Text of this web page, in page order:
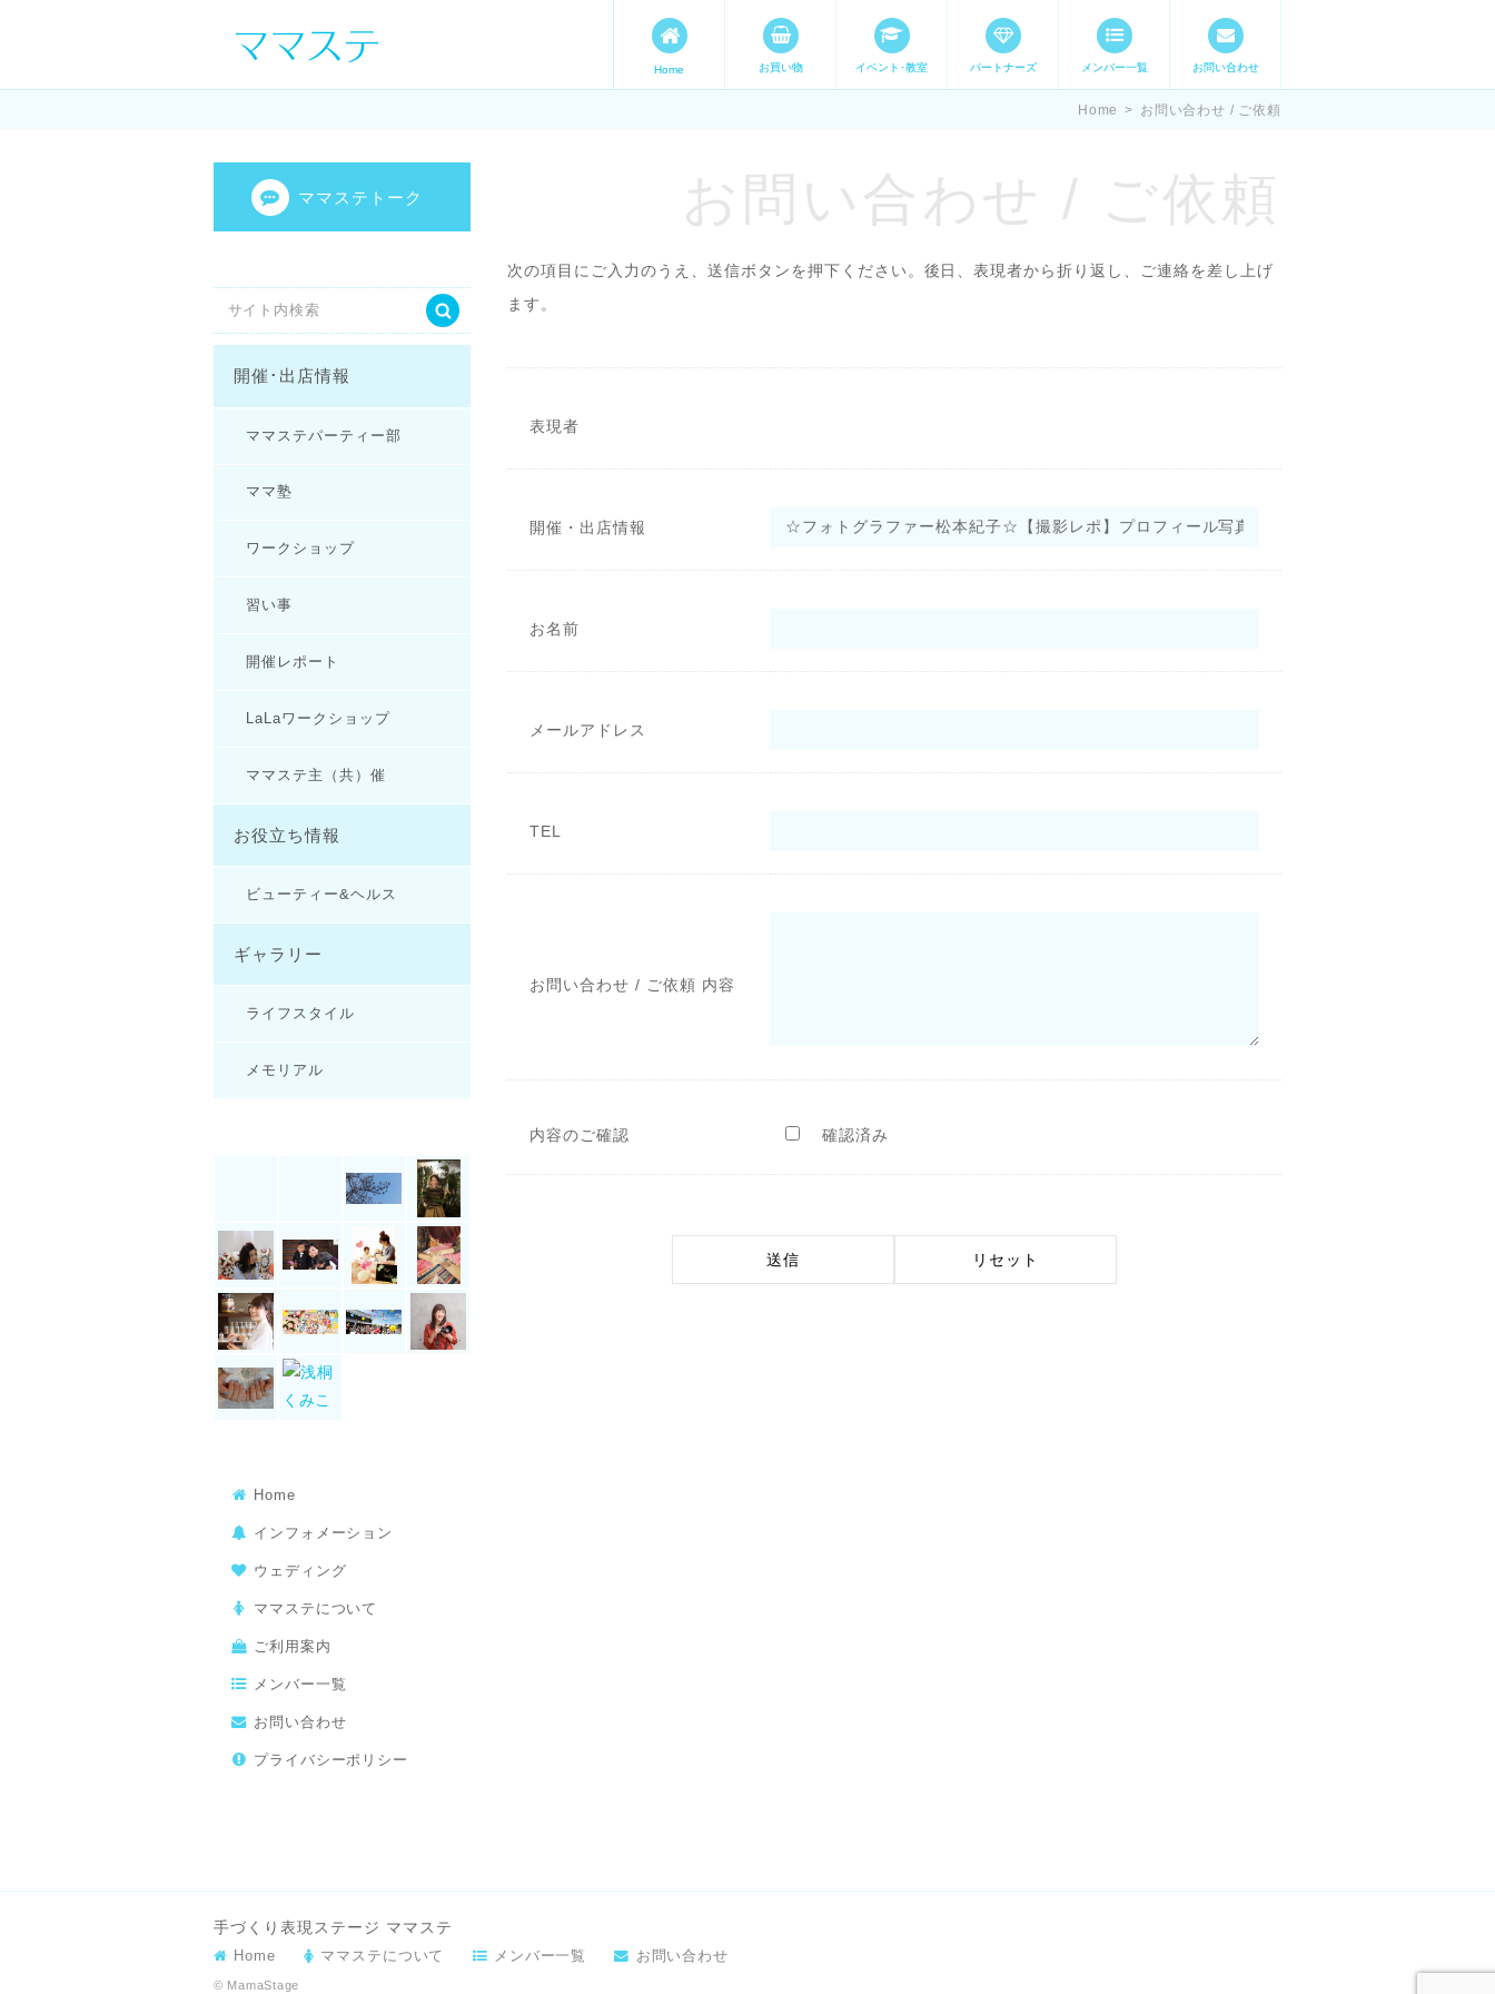
ママの才能発信します。 手づくり表現ステージ ママステ スキル・
Home お買い物 イベント･教室 パートナーズ メンバー一覧 お問い合わせ
Home > お問い合わせ / ご依頼
お問い合わせ / ご依頼
次の項目にご入力のうえ、送信ボタンを押下ください。後日、表現者から折り返し、ご連絡を差し上げ
ます。
表現者
開催・出店情報
お名前
メールアドレス
TEL
お問い合わせ / ご依頼 内容
内容のご確認 確認済み
ママステトーク
開催･出店情報
ママステパーティー部
ママ塾
ワークショップ
習い事
開催レポート
LaLaワークショップ
ママステ主（共）催
お役立ち情報
ビューティー&ヘルス
ギャラリー
ライフスタイル
メモリアル
Home
インフォメーション
ウェディング
ママステについて
ご利用案内
メンバー一覧
お問い合わせ
プライバシーポリシー
手づくり表現ステージ ママステ
Home ママステについて メンバー一覧 お問い合わせ
© MamaStage